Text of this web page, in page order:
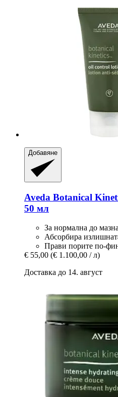
Добавяне
Aveda Botanical
50 мл
За нормална до
Абсорбира
Прави порите по-
€ 55,00 (€ 1.100,00 / л)
Доставка до 14. август